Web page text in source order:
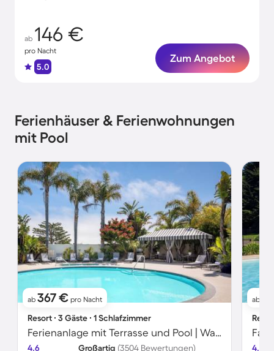
ab 146 €
pro Nacht
5.0
Zum Angebot
Ferienhäuser & Ferienwohnungen
mit Pool
ab 367 € pro Nacht
Resort ∙ 3 Gäste ∙ 1 Schlafzimmer
Ferienanlage mit Terrasse und Pool | Wasserblick
4.6 Großartig (3504 Bewertungen)
ab
4.3